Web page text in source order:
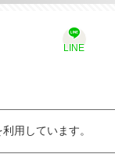
LINE
用しています。